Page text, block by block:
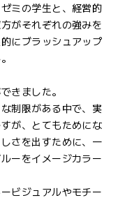
ミの学生と、経営的
がそれぞれの強みを
にブラッシュアップ
きました。
制限がある中で、実
が、とてもためにな
さを出すために、一
ーをイメージカラー
ビジュアルやモチー